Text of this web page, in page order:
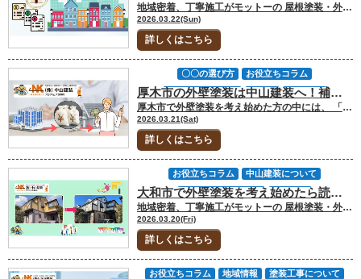
地域密着、丁寧施工がモットーの 屋根塗装・外壁塗装専門店の中山建装です！ 代表取締役の中山です！ 大和市で外壁塗装を考え始めた方の中には、 「大和市は外壁塗装に補助金があるのか」 「屋根塗装や屋根修理も対象になるのか」 「断熱改修や太陽光発電まで一緒に考えたほうが得なのか」 と迷う方も多いのではないでしょうか。 大和市は、このテーマでは比較的整理しやすい自治体です。というのも、条件を満たせば外壁塗装が補助対象になり得る市制度を持っているからです。ただし、一般的な塗り替え補助ではなく、不燃化改修の一環としての外壁改修であることが前提になります。ここを曖昧にしないことが、記事の信頼性を大きく左右します。 今回のお役立ちコラムでは、大和市で外壁塗装や屋根塗装を検討している方へ向けて、市公式で確認できる不燃化改修の補助制度を中心に、外装リフォーム、内装リフォーム、断熱改修、太陽光発電、蓄電池まで含めて、どの制度がどこまで使えるのかを整理して解説します。 大和市は、市制度の種類が比較的はっきりしているぶん、どの工事をどの制度に乗せるのかを最初に整理しておくと失敗しにくいです。 ▼合わせて読みたい▼外壁塗装の見積書の見方｜大和市で金額差が出る理由 [myphp file="comContactL"] 大和市でまず整理したい外壁塗装補助金の全体像 大和市で外壁塗装の補助金を調べるなら、最初に見たいのは大和市不燃化・バリアフリー化改修工事費補助金です。この制度は、既存の木造住宅を対象に、不燃化改修やバリアフリー化改修の一部費用を助成するものです。 対象工事は費用5万円以上で、補助は工事費の2分の1、上限10万円、破風を含む軒先などの改修工事は上限20万円と案内されています。施工業者は、市内業者で見積書や領収書を市内住所で発行できる事業者が条件です。 先に結論を整理すると、大和市は次の見方がわかりやすいです。 外壁塗装は条件付きで市補助の土俵に乗り得る ただし“普通の塗り替え”ではなく“不燃化改修”としての整理が必要 断熱改修は別制度で考えた方がわかりやすい 太陽光発電・蓄電池は市制度が比較的強いです。 見るべき制度 大和市での位置づけ 外壁塗装との関係 不燃化・バリアフリー化改修工事費補助金 市の中心制度 不燃塗料等への塗り替えが対象工事例にある 既存住宅の断熱改修工事への補助 別制度 外壁塗装そのものではなく、断熱性能向上向け 自家消費型太陽光発電設備・蓄電池補助 市制度 屋根工事や長期的な省エネ計画と相性が良い 住宅用太陽光発電システム等設置費補助金 市制度 FIT売電型の太陽光・蓄電池向け 住宅省エネ2026キャンペーン 国制度 窓・給湯・断熱改修を絡めると使いやすい こうして分けておくと、大和市では「外壁塗装の補助金」を探すというより、外壁は不燃化、断熱は断熱、太陽光は再エネという形で制度を分けて考えた方が整理しやすいです。 大和市で補助対象に入りやすい工事と注意点 大和市の不燃化・バリアフリー化改修工事費補助金が強いのは、対象工事例の中に外壁の改修工事として“不燃塗料等に塗り替える”ことがはっきり示されている点です。つまり、大和市では外壁塗装が補助対象になり得るのですが、それはあくまで不燃化改修の考え方に乗る塗装であることが前提です。一般的な色替えや美観目的の塗り替えと同じではありません。 大和市で特に注意したいポイントは次のとおりです。 工事着手前の申請が前提 交付決定前に工事を始めると対象外になる可能性が高い 見積書や工事内訳、図面、仕様書が重要 完了時には領収書や工程写真、不燃材料を使ったことが分かる資料も求められます。 工事の考え方 補助対象になりやすさ ポイント 一般的な外壁の塗り替え 低い ただの美観回復では説明が弱い 不燃塗料等への塗り替え 高い 不燃化改修として整理できる 破風を含む軒先等の改修 高い 上限20万円の扱いあり 申請前に契約・着工済みの工事 低い 交付決定後着工が基本 大和市では、制度を使いたい場合ほど「どんな塗料を使うか」だけでなく「どう不燃化するのか」まで見積と資料で説明できるかが重要になります。塗装会社選びも、価格比較だけでなく制度を理解しているかまで見た方が安全です。 大和市で断熱改修・太陽光発電まで広げると制度の幅が広がります 大和市は、不燃化改修だけでなく、既存住宅の断熱改修工事への補助も用意しています。令和7年度の受付は2025年12月26日に終了していますが、制度自体は、既存住宅に対する断熱改修工事の補助として案内されており、補助率は補助対象経費の3分の1、戸建住宅は上限120万円です。 断熱改修工事着手の2週間前までの事前申請が必要で、交付決定前に工事を行うと補助金は受けられません。外壁塗装をきっかけに、暑さ寒さも何とかしたいと考える方には相性が良い制度です。 さらに大和市は、太陽光発電と蓄電池の制度も比較的強いです。自家消費型の制度では、2026年3月18日更新の公式ページで、令和8年度も実施予定と案内され、令和7年度までの補助金額は太陽電池出力値（kW）×7万円、家庭用蓄電池は補助対象経費の3分の1でした。 加えて、FIT売電型の住宅用太陽光発電システム等設置費補助金では、令和7年度実績として1kWあたり1万円、上限4万円、蓄電池は上限3万円で、県・国の補助金との併用も可能と案内されています。 蓄電池は、太陽光と同時設置のみ補助対象という条件もあります。 大和市で補助金を広く考えるなら、この順で見ると整理しやすいです。 外壁の不燃化を伴う塗装か 断熱改修まで広げるか 太陽光発電や蓄電池も同時に考えるか 国の住宅省エネ2026も併用候補に入れるか 制度 使いどころ 注意点 不燃化・バリアフリー化改修工事費補助金 外壁の不燃塗料塗装や軒先改修 事前申請、交付決定後着工が基本 既存住宅の断熱改修工事への補助 窓・断熱性能の改善 事前申請、交付決定前着工は不可 自家消費型太陽光発電設備・蓄電池補助 FITに頼らず自家消費重視 令和8年度は契約日要件等の変更予定あり 住宅用太陽光発電システム等設置費補助金 FIT売電型の太陽光・蓄電池 蓄電池は太陽光との同時設置が必要 住宅省エネ2026キャンペーン 断熱・窓・給湯を広く組み合わせる 外壁塗装そのものが主対象ではない 大和市は、外壁塗装だけで終わらせず、不燃化・断熱・再エネまで視野を広げると、制度活用の幅が広がりやすい自治体です。 参考にした公的サイト 大和市の補助金は、制度ごとに目的がはっきり分かれているため、不燃化・断熱・太陽光のどの制度を使う話なのかを先に整理してから進めるのが安全です。 参考：引用元サイト 大和市 不燃化・バリアフリー化改修工事費補助金 大和市 既存住宅の断熱改修工事への補助 大和市 自家消費型太陽光発電設備・蓄電池への補助 大和市 住宅用太陽光発電システム等設置費補助金 住宅省エネ2026キャンペーン 神奈川県既存住宅省エネ改修事業費補助金 [myphp file="comContactL"] FAQ｜大和市の外壁塗装補助金・助成金についてよくある質問 大和市の補助金は、厚木市よりも整理しやすい一方で、条件を読み違えると使えない制度もあります。とくに外壁塗装については、一般的な塗り替え補助ではなく、不燃化改修の一環として対象になり得るという理解が重要です。 さらに、断熱改修や太陽光発電、蓄電池は別制度で動いているため「どの工事をどの制度に乗せるのか」を分けて考えることが失敗防止につながります。 Q.大和市では外壁塗装そのものが補助対象になりますか？ A.条件付きで、補助対象になり得ます。大和市の不燃化・バリアフリー化改修工事費補助金では、既存の木造住宅を対象に、費用5万円以上の改修工事に対して工事費の2分の1、上限10万円、破風を含む軒先などの改修工事では上限20万円の補助が案内されています。 ここで重要なのは、対象工事例の「外壁の改修工事」に、不燃塗料等に塗り替える工事が含まれていることです。つまり、大和市では外壁塗装が補助対象になり得ますが、それは一般的な色替えや美観目的の塗り替えではなく、不燃化改修として整理できる塗装であることが前提です。 Q.大和市の補助金を使うときに一番注意すべきことは何ですか？ A.一番大事なのは、工事を始める前に申請し、交付決定を受けてから着工することです。大和市の不燃化・バリアフリー化改修工事費補助金は、これから工事を始めるものが対象で、申請後に市から交付決定通知を受けてから工事を始める流れになっています。 加えて、申請時には見積書、工事内訳書、図面や仕様書などが必要で、完了時には領収書、工程写真、不燃材料を使用したことが分かる資料なども求められます。 つまり「見積を取ってすぐ工事を始める」という進め方だと、後から補助金に乗せられないおそれがあります。大和市で補助金活用を前提に外壁塗装を進める場合は、金額比較より先に、制度に合う見積・仕様・申請タイミングを整えることが重要です。 Q.大和市では外壁塗装以外に、何を一緒に考えるとお得ですか？ A.大和市では、外壁塗装だけで終わらせるより、断熱改修や太陽光発電、蓄電池まで含めて考えた方が補助制度の幅が広がりやすいです。 たとえば、既存住宅の断熱改修工事への補助では、補助対象経費の3分の1、戸建住宅は上限120万円という案内があります。また、自家消費型太陽光発電設備・家庭用蓄電池の補助では、太陽電池出力値（kW）×7万円の補助や、蓄電池の補助が設けられています。 さらに、FIT売電型の住宅用太陽光発電システム等設置費補助金では、1kWあたり1万円、上限4万円、蓄電池は上限3万円という制度もあります。外壁塗装や屋根工事を検討している時期は、足場や屋根の状態確認のタイミングとも重なるため、不燃化、断熱、再エネをまとめて比較すると、結果的に住まい全体の改善計画が立てやすくなります。 大和市の外壁塗装補助金で迷ったら中山建装へ｜制度確認から工事相談までまとめて対応します 大和市で外壁塗装の補助金や助成金を調べると「本当に塗装が対象になるのか」「屋根塗装や屋根修理も一緒に考えたほうがいいのか」「断熱改修や太陽光発電まで含めると何が使えるのか」と迷いやすいものです。 今回ご紹介した通り、大和市では外壁塗装が条件付きで補助対象になり得ますが、一般的な塗り替えではなく、不燃化改修として整理できるかどうかが重要になります。さらに、断熱改修や太陽光発電、蓄電池は別制度で検討した方がわかりやすく、工事の進め方や申請のタイミングによって結果が大きく変わります。だからこそ、制度だけを見て判断するのではなく、住まいの状態と工事内容を一緒に整理することが大切です。 中山建装では、大和市で外壁塗装、屋根塗装、屋根修理、外装リフォームまで含めたご相談に対応しています。 補助金の対象になりそうか確認したい方も、まずは問い合わせフォームからのお問い合わせ、メール、電話でのご相談、ショールームへの来店など、ご都合のよい方法で中山建装へお気軽にご相談ください。 [myphp file="comContactL"] ▼合わせてチェック▼ 中山建装塗装専門ショールーム 大和店 中山建装：カラーシミュレーションページ
2026.03.22(Sun)
詳しくはこちら
外壁塗装
外装劣化診断 大和市
屋根塗装
業者選び
神奈川県
費用について
厚木市の外壁塗装は中山建装へ！補助金・助成金ガイド｜屋根塗装・屋根修理・リフォーム・太陽光発電までまとめて解説
厚木市で外壁塗装を考え始めた方の中には、 「補助金は使えるのか」 「屋根塗装や屋根修理も一緒に見たほうがいいのか」 「太陽光発電まで含めると何が変わるのか」 と迷う方も多いのではないでしょうか。厚木市は、このテーマで最初に誤解しやすいポイントがあります。というのも、市公式が“外壁塗装や屋根塗装で市の補助金が受けられる”ように見せる紛らわしいサイトに注意と案内しているからです。 つまり、厚木市では「塗装単独で誰でも使える市補助がある」と決めつけず、制度の目的と条件を先に整理することが大切です。 今回のお役立ちコラムでは、厚木市で外壁塗装を検討している方へ向けて、市公式で確認できる補助金・助成金の考え方を整理しながら、屋根塗装、屋根修理、外装リフォーム、内装リフォーム、太陽光発電まで含めて、どこまで補助対象に入り得るのかをわかりやすく解説します。 市補助が使えるケース、使いにくいケース、その代わりに見ておきたい国や県の制度までまとめて整理していきます。 [myphp file="comContactL"] 厚木市でまず整理したい外壁塗装補助金の全体像 厚木市の補助金情報を調べるときは、最初に「塗装単独の補助なのか」「住まい全体の改修の一部として見たほうがいいのか」を分けて考える必要があります。 厚木市で確認しやすいのは、親元近居・同居に伴う住宅改修補助や、省エネ改修に関する税制上の減額です。反対に、一般的な外壁塗装だけを直接対象にした市補助として案内されているわけではありません。 先に結論を整理すると、厚木市は次の見方がわかりやすいです。 外壁塗装だけを単独で考えると、市補助はかなり限定的 親元同居のための改修なら、外壁や屋根が対象経費に入り得る 窓や断熱まで広げると、税制・県・国の制度が見えてくる 太陽光発電まで考えるなら、市の最新発表と国制度の両方を見るべきです。 見るべき制度 厚木市での位置づけ 外壁塗装との関係 親元近居・同居住宅取得等支援事業補助金 市の住宅改修補助として確認しやすい 条件に合えば外壁・屋根が対象経費に入り得る 省エネ改修の固定資産税減額 税制上の支援 塗装単独ではなく窓・断熱改修との組み合わせ向き 神奈川県既存住宅省エネ改修事業費補助金 県制度 窓改修必須。壁断熱などを加えると検討余地あり 住宅省エネ2026キャンペーン 国制度 外壁塗装そのものではなく、窓・給湯・省エネ改修と相性が良い 上のように整理すると、厚木市では「塗装だけの補助」を探すより、どの制度の土俵に乗せるかを考えた方がわかりやすいです。 厚木市で補助対象に入りやすい工事と注意点 厚木市で一番現実的に見ておきたいのは、親元近居・同居住宅取得等支援事業補助金の住宅改修補助金です。この制度は、市外に住んでいる子世帯が新たに厚木市で親世帯と同居を始める際、親世帯が現に居住している住宅の改修費用の一部を補助する制度です。 公式要綱では、住宅改修補助金の対象経費として、屋根、雨樋、柱、外壁等の外装工事費用のほか、内装工事、建具工事、電気・ガス等の設備工事、トイレ・風呂・キッチン等の給排水工事も挙げられています。 この制度が向いているケースは次のようなパターンです。 親世帯の家に子世帯が同居する 外壁だけでなく、屋根や内装、水まわりも一緒に整えたい 工事費をある程度まとめてかける予定がある 住まい全体の動線や使い勝手も改善したい。 ただし、ここで大切なのは、経年劣化に伴う単なる修繕は対象外だという点です。厚木市の案内では、住宅改修補助金は「同居による世帯員の増加に伴い必要となる修繕、増築、設備改善等の機能向上に資する経費」が前提であり、一般的な塗り替えや、古くなったから直すだけの工事をそのまま補助に当てはめるのは危険です。 補助額は住宅改修補助金が補助対象経費の10分の1で上限20万円、さらに条件によって加算がある一方、住宅改修補助金自体の対象工事費には上限の考え方もあります。 工事の考え方 補助対象になりやすさ ポイント 単純な外壁塗装の塗り替え 低い 経年劣化のみの修繕は制度趣旨とずれやすい 親元同居に伴う外壁・屋根改修 高い 外装工事費用が対象経費に明記されている 外壁＋内装＋設備改善をまとめた改修 高い 制度の目的と相性が良い 雨漏り原因の補修を含む住まい全体の改修 状況次第 同居開始に必要な改修として整理できるかが重要 厚木市で補助金を活かしたい方ほど「この工事は塗装工事か」よりも、“同居開始に必要な改修として説明できるか”で判断した方がズレにくいです。 厚木市で市補助に当てはまらない場合の考え方 厚木市で塗装単独の市補助に当てはまらない場合でも、補助の可能性がゼロになるわけではありません。見方を変えて、断熱改修や給湯設備の更新、太陽光発電まで広げると、別の制度が見えてきます。厚木市には、一定の省エネ改修工事を行った住宅に対して、翌年度分の固定資産税の3分の1相当額を減額する制度があります。ここでは窓の改修が必須で、床・天井・壁の断熱改修を組み合わせる形です。自己負担費用が60万円超などの条件もあるため、外壁塗装単体より、窓・断熱・設備を含めた住まい全体の改善と相性が良いです。 市補助に当てはまらないときほど、次の順で考えると整理しやすいです。 外壁塗装だけの話なのか 屋根や内装もまとめて見直すのか 窓・断熱・給湯まで含めて省エネ改修に広げるのか 太陽光発電や蓄電池まで含めて中長期の光熱費削減を狙うのか。 制度 使いどころ 注意点 厚木市の省エネ改修に伴う固定資産税減額 窓・壁・床・天井の断熱改修を考えるとき 窓改修が必須、自己負担額要件あり 神奈川県既存住宅省エネ改修事業費補助金 窓改修を中心に断熱性能を上げたいとき 窓（玄関ドア等含む）の改修が必須、上限20万円 住宅省エネ2026キャンペーン 窓・給湯・省エネ改修を組み合わせるとき 外壁塗装そのものが主対象ではない 太陽光発電・蓄電池 厚木市の最新発表や国・県制度と併用検討 募集時期・要件の確認が必要 厚木市では、塗装単独の補助金記事を書くと誤解を招きやすい反面、外壁塗装をきっかけに住まい全体の工事計画を組み立てる記事にすると、むしろ検索意図と実態の両方に合いやすくなります。 参考にした公的サイト 厚木市の補助金は、制度名だけで判断せず、目的・条件・着工前後の扱いまで必ず確認してから進めるのが安全です。 以下に今回のコラムで参考、引用したサイトリンクをご紹介します。 厚木市 親元近居・同居住宅取得等支援事業補助金 厚木市 親元近居・同居住宅取得等支援事業補助金交付要綱 厚木市 リフォーム補助金についての紛らわしいインターネットサイトに御注意ください 厚木市 熱損失防止改修住宅に対する固定資産税の減額 神奈川県既存住宅省エネ改修事業費補助金 住宅省エネ2026キャンペーン [myphp file="comContactL"] FAQ｜厚木市の外壁塗装補助金・助成金についてよくある質問 厚木市で外壁塗装の補助金を調べると「使えると書いてある情報」と「市公式の説明」が食い違っていることがあります。実際、厚木市は、外壁塗装や屋根塗装で市の補助金が受けられるように見せる紛らわしいサイトへの注意喚起を出しています。 だからこそ、制度名だけで判断するのではなく「誰が」「どんな目的で」「どの工事に」使えるのかまで確認することが大切です。 Q.厚木市では外壁塗装だけで補助金が使えますか？ A.厚木市では、一般的な意味での「外壁塗装だけに幅広く使える市補助」があると考えるのは危険です。市公式でも、外壁塗装や屋根塗装で市の補助金が受けられるように見せる紛らわしい案内に注意するよう案内されています。 実際に市制度として確認しやすいのは、親元近居・同居住宅取得等支援事業補助金のうちの住宅改修補助金ですが、これは市外から転入する子世帯が親世帯と同居を始めることに伴う改修が前提です。しかも、対象経費は「世帯員の増加に伴い必要となる工事費用」であり、単なる模様替えや経年劣化に伴う修繕は対象外とされています。 つまり、築年数が経ったから外壁を塗り替えたい、という通常の塗装工事をそのまま厚木市の補助金に当てはめるのは難しいと考えた方が安全です。 Q.厚木市で外壁や屋根の工事が補助対象に入りやすいのはどんなケースですか？ A.厚木市で外壁や屋根の工事が補助対象に入りやすいのは、親元同居の開始に伴って住まい全体を整えるケースです。 親元近居・同居住宅取得等支援事業補助金の住宅改修補助金では、対象経費として、屋根、雨樋、柱、外壁などの外装工事費用のほか、床・内壁・天井などの内装工事、建具工事、電気・ガス等の設備工事、トイレ・風呂・キッチン等の給排水工事も挙げられています。つまり、外壁塗装だけを見るよりも、屋根修理や内装リフォーム、水まわり改善まで含めて、同居のために必要な改修として整理できるかがポイントになります。 また、改修費用の合計が50万円以上であることも条件のひとつです。そのため、厚木市では「外壁塗装の補助金」という切り口より「親世帯の家を同居しやすい状態に整える改修の一部として外壁や屋根も対象になる」と理解した方が実態に合っています。 Q.厚木市の補助金が使えない場合、次に何を見ればいいですか？ A.厚木市の市補助が使えない場合でも、そこで終わりではありません。外壁塗装単独ではなく、窓・断熱・設備更新まで視野を広げると、別の制度が見えてきます。 たとえば厚木市には、一定の省エネ改修を行った住宅に対して固定資産税を減額する制度があり、窓の改修を必須としたうえで、床・天井・壁の断熱改修などを行うと、翌年度分の固定資産税の3分の1相当額が減額されます。 また、国の住宅省エネ2026キャンペーンや、神奈川県の既存住宅省エネ改修事業費補助金も、窓改修や断熱改修と相性が良い制度です。つまり、厚木市で「塗装だけでは補助に乗りにくい」と感じたら、住まいの性能改善まで含めて工事計画を組み直すことが、実務的にはかなり有効です。 厚木市の外壁塗装補助金で迷ったら中山建装へ｜制度確認から工事相談までまとめて対応します 厚木市で外壁塗装の補助金や助成金を調べると、 「塗装だけで使えるのか」 「屋根塗装や屋根修理も一緒に対象になるのか」 「断熱改修や太陽光発電まで広げたほうがいいのか」 と迷いやすいものです。 厚木市では一般的な外壁塗装を単独でそのまま市補助に当てはめるのは難しく、親元同居に伴う住宅改修や、省エネ改修、税制優遇、県や国の制度まで視野を広げて整理することが重要です。だからこそ、補助金の有無だけで工事を判断するのではなく「今の住まいに必要な工事は何か」「どの制度なら条件に合うのか」を一緒に見極めることが大切になります。 中山建装では、厚木市での外壁塗装、屋根塗装、屋根修理、外装リフォームのご相談はもちろん、補助金や助成金の活用を見据えた工事計画の整理にも対応しています。まずは問い合わせフォームからのお問い合わせ、メール、電話でのご相談、ショールームへの来店など、ご都合のよい方法で中山建装へお気軽にご相談ください。 [myphp file="comContactL"] ▼合わせてチェック▼ 中山建装塗装専門ショールーム 大和店 中山建装：カラーシミュレーションページ
2026.03.21(Sat)
詳しくはこちら
〇〇の選び方
お役立ちコラム
中山建装について
厚木市
地域情報
塗装工事について
外壁塗装
外装劣化診断
屋根塗装
業者選び
補助金・助成金情報
大和市で外壁塗装を考え始めたら読むコラム｜費用相場と施工事例を中山建装が紹介
地域密着、丁寧施工がモットーの 屋根塗装・外壁塗装専門店の中山建装です！ 代表取締役の中山です！ 大和市で外壁塗装をご検討中の方の中には、 「そろそろ塗り替えが必要かもしれない」 「費用はどれくらいかかるのか知りたい」 「どこに相談すればいいのかわからない」 と感じている方も多いのではないでしょうか。外壁塗装は、住まいの見た目を整えるためだけでなく、雨や紫外線から建物を守るためにも大切な工事です。 今回のお役立ちコラムでは、大和市で外壁塗装を考え始めた方へ向けて、塗り替えの目安、費用相場、施工事例、ご相談から工事までの流れをわかりやすくご紹介します。 ▼合わせて読みたい▼大和市で外壁塗装するならいくら？相場＆費用の内訳もチェック！ [myphp file="comContactL"] 大和市で外壁塗装をご検討中の方へ 外壁塗装は、見た目をきれいにするための工事と思われがちですが、実際には住まいを長持ちさせるためのメンテナンスでもあります。まずは、大和市で外壁塗装を検討する際に知っておきたい劣化症状や、塗り替えを考えるべきタイミングを整理しておきましょう。 こんな症状があれば塗り替えのサインです 外壁の劣化症状によって、塗装だけで対応しやすいケースもあれば、補修を優先すべきケースもあります。まずは代表的な症状ごとの考え方を一覧で見てみましょう。 症状 状態の目安 塗装で済む可能性 必要になりやすい対応 チョーキング（手に白い粉がつく） 塗膜の防水性が低下しているサイン 高い 高圧洗浄後に塗装メンテナンス 色あせ・ツヤ引け 紫外線や雨風で塗膜が劣化している状態 高い 塗装メンテナンス 軽度の汚れ・コケ・カビ 表面の防汚性や防水性が落ち始めている状態 高い 洗浄＋塗装メンテナンス ヘアークラック（細いひび割れ） 軽微なひび割れで初期劣化の可能性 比較的高い 下地補修をしてから塗装 深いひび割れ・幅のあるクラック 雨水侵入につながるおそれがある状態 低い ひび割れ補修後に塗装 コーキングのひび割れ・硬化 目地の防水機能が落ちている状態 低い 打ち増しまたは打ち替え後に塗装 コーキングの大きな切れ・欠損 すでに防水ラインが切れている可能性が高い 低い 打ち替えを優先 外壁の反り・浮き 下地や外壁材自体に傷みが進んでいる可能性 低い 状態確認のうえ補修または一部張替え 塗膜のはがれ・ふくれ 下地不良や水分影響が疑われる状態 低い 原因確認＋補修後に塗装 見た目が似ている症状でも、塗装で済むか、先に補修が必要かは状態によって変わります。とくに、ひび割れが深い場合やコーキングの傷みが大きい場合は、塗る前の下地処理が仕上がりと耐久性を左右します。 塗装で済むケースと補修が必要なケースの違い 軽度の色あせや汚れ、チョーキングのように、主に塗膜の機能低下が中心となっている症状であれば、基本的には塗装によるメンテナンスで対応しやすいといえます。こうした状態は、外壁材そのものが大きく傷んでいるというよりも、表面の保護機能が弱まってきている段階だからです。 一方で、ひび割れが深い場合や幅が広い場合、コーキングが大きく切れている場合、外壁材の浮きや反りが見られる場合は注意が必要です。これらは、すでに雨水が入り込みやすい状態になっている可能性があり、表面だけを塗り直しても根本的な解決にはつながりません。 むしろ、傷みを残したまま塗装をしてしまうと、見た目は一時的に整っても、短期間で再発したり、塗膜のはがれや膨れにつながったりすることがあります。外壁塗装で大切なのは、ただ新しい塗料をのせることではなく、塗る前に下地の状態をきちんと見極め、必要な補修を行ったうえで仕上げることです。 だからこそ、仕上がりの美しさだけでなく、数年後の持ちまで考えるなら「今の症状が塗装で済む段階なのか、それとも補修を優先すべき段階なのか」を正しく判断することが重要です。 大和市の外壁塗装の費用相場 外壁塗装の費用は、建物の大きさだけで決まるわけではありません。大和市で外壁塗装を検討する場合も、外壁の傷み具合や付帯部の範囲、選ぶ塗料によって金額は変わります。ここでは、まず全体の目安をつかんでおきましょう。 30坪前後の外壁塗装の費用目安 一般的な戸建て住宅では、建物の大きさや仕様にもよりますが、30坪前後で外壁塗装を行う場合、おおむね55万円台〜104.72万円台です。もちろん実際の金額は現地調査をしてみないと確定しませんが、まずは相場感を知っておくことで、見積書を見たときの判断がしやすくなります。 見積金額が変わる主なポイント 費用差が出やすいポイントとしては、足場の有無、下地補修の量、シーリング工事の範囲、雨樋や破風板など付帯部塗装の有無、塗料のグレードなどが挙げられます。見積書を見るときは、総額だけでなく「何が含まれているか」まで確認することが大切です。 【外壁塗装見積もりチェックリスト】 □塗装面積の根拠が明記されているか（建物図面や実測値が記載されているか） □塗装範囲・下地補修・付帯部分（雨どい・破風板など）の範囲や内容が明確か □使用塗料の商品名・グレード・メーカーが具体的に書かれているか □足場費用・養生費・高圧洗浄など、各作業ごとの内訳が明記されているか □「一式」や「オプション」表記が多すぎないか、内容が詳しく説明されているか □追加料金が発生する可能性と、その条件がきちんと説明されているか □保証内容やアフターサービスについて記載があるか □工事のスケジュールや工期が明示されているか □諸経費や消費税など、総額の内訳まで透明に記載されているか ▼合わせて読みたい▼【大和市】戸建ての外壁塗装をしたい！見積り方法＆業者を選ぶコツ [myphp file="comContactL"] 中山建装が大和市で選ばれる理由 外壁塗装は決して安い買い物ではないからこそ、価格だけでなく、診断の丁寧さや説明のわかりやすさ、工事後の安心感まで含めて比較することが大切です。 大和市で中山建装がご相談をいただく理由について、ポイントを絞ってご紹介します。 地域密着で大和市の住まい相談に対応 住まいの傷み方は、築年数だけでなく、立地や日当たり、周辺環境によっても変わります。地域に根ざして外壁塗装のご相談を受けている会社であれば、建物ごとの状態を見ながら、必要な工事を整理して提案しやすい点が強みです。 大和店で相談できる安心感 外壁塗装は、写真や見積書だけではわかりにくいことも多い工事です。大和店で相談できる体制があることで、工事内容や施工事例を見ながら話を進めやすくなり、初めて塗装を検討する方でも不安を整理しやすくなります。 診断から工事後まで見据えたサポート体制 現地調査を行い、住まいの状態を確認したうえで見積もりを作成し、工事内容を説明したうえで進めていく流れは、外壁塗装ではとても重要です。工事前だけでなく、完工後まで安心して相談できる体制があるかどうかも、会社選びの大切な判断材料になります。 大和市の外壁塗装施工事例集 実際の施工事例を見ると、どのような症状に対してどんな工事を行ったのかが具体的にイメージしやすくなります。ここでは、大和市での外壁塗装事例の一例をご紹介します。 色あせや汚れが気になっていた住宅の外壁塗装事例：大和市｜H様邸｜外壁塗装｜屋根塗装 https://nakayama-kensou.com/works/48243/ 築年数の経過とともに外壁全体の色あせや汚れが目立ってきた住宅では、洗浄と下地確認を行ったうえで塗装を実施することで、見た目の印象が整うだけでなく、防水性の回復にもつながります。 コーキングの傷みが見られた住宅のメンテナンス事例：大和市｜S様邸｜外壁塗装｜屋根塗装 https://nakayama-kensou.com/works/48748/ サイディング外壁では、塗膜だけでなく目地部分のコーキングの劣化も重要です。塗装前に必要な補修を行うことで、見た目だけでなく、雨水の浸入リスクを抑える工事につながります。 外壁とあわせて付帯部も整えた事例：大和市｜I様邸｜外壁塗装｜屋根塗装 https://nakayama-kensou.com/works/49112/ 外壁塗装では、雨樋や破風板、水切りなど付帯部も一緒に整えることで、仕上がり全体に統一感が出ます。建物全体の印象を整えたい方にとっては、こうした部分まで含めた提案が重要になります。 お問い合わせから工事までの流れ 外壁塗装を初めて依頼する場合、「相談したらすぐ契約になるのでは」と不安に感じる方もいらっしゃいます。ここでは、大和市でご相談いただいた際の一般的な流れを簡単にご紹介します。 現地調査・診断・お見積もり まずはお問い合わせをいただいたうえで現地調査を行い、外壁や付帯部の状態を確認します。そのうえで必要な工事内容を整理し、見積もりとしてご案内します。 住まいの状態によって必要な工事は変わるため、実際の建物を見たうえで判断することが大切です。 ご契約から工事完了まで 工事内容と金額に納得いただいたうえでご契約となり、その後に着工日程を調整して工事を進めていきます。施工中も工程を確認しながら進め、完工後は仕上がりを確認してお引き渡しとなります。 [myphp file="comContactL"] FAQ｜大和市の外壁塗装でよくある質問 大和市で外壁塗装をご検討中の方から、よくいただくご質問をまとめました。 Q.見積もりだけでもお願いできますか？ A.はい、まずは住まいの状態を確認したうえで見積もりをご案内する流れになります。すぐに工事を決める必要はありませんので、まずは今の状態を把握したいという方もご相談ください。 Q.外壁と屋根は一緒に工事した方がいいですか？ A.建物の状態によりますが、足場を設置するタイミングを活かして同時に工事を行うことで、結果的に効率よくメンテナンスしやすいケースもあります。まずは外壁と屋根の状態を一緒に確認するのがおすすめです。 Q.訪問営業で塗装をすすめられたのですが見てもらえますか？ A.はい、そのようなご相談も可能です。突然の訪問で不安になった場合は、その場で契約せず、まずは別の視点で住まいの状態を確認してもらうことが大切です。 大和市で外壁塗装をご検討中なら中山建装｜大和店へご相談ください 大和市で外壁塗装をご検討中で、 「まだ塗り替えの時期かわからない」 「まずは費用感を知りたい」 「今の外壁の状態だけでも見てほしい」 と感じている方は、中山建装大和店までお気軽にご相談ください。 外壁塗装は、早すぎても遅すぎても判断が難しい工事だからこそ、まずは今の住まいがどのような状態なのかを知ることが大切です。 中山建装では、現地調査を行ったうえで、必要な工事内容をわかりやすくご案内しています。 大和市で外壁塗装をご検討中の方は、問い合わせフォームからのお問い合わせ、電話でのご相談、大和店へのご来店など、ご都合のよい方法でご相談ください。 [myphp file="comContactL"] ▼合わせてチェック▼ 中山建装塗装専門ショールーム 大和店 中山建装：カラーシミュレーションページ
2026.03.20(Fri)
詳しくはこちら
お役立ちコラム
中山建装について
劣化・補修・小工事
地域情報
塗装工事について
外壁塗装
外装劣化診断
大和市
施工事例集
費用について
お役立ちコラム 地域情報
塗装工事について